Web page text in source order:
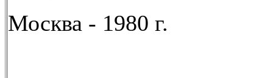
Москва - 1980 г.